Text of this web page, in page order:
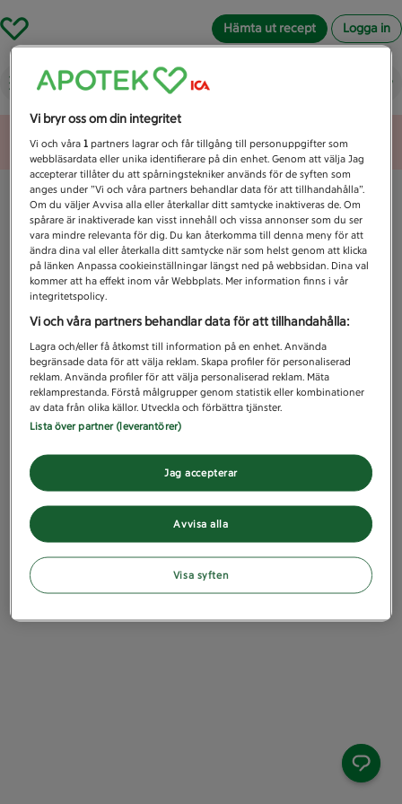
Hämta ut recept Logga in
Vad letar du efter idag?
Unknown error
Vi bryr oss om din integritet
Vi och våra1 partners lagrar och får tillgång till personuppgifter som
webbläsardata eller unika identifierare på din enhet. Genom att välja Jag
accepterar tillåter du att spårningstekniker används för de syften som
anges under ”Vi och våra partners behandlar data för att tillhandahålla”.
Om du väljer Avvisa alla eller återkallar ditt samtycke inaktiveras de. Om
spårare är inaktiverade kan visst innehåll och vissa annonser som du ser
vara mindre relevanta för dig. Du kan återkomma till denna meny för att
ändra dina val eller återkalla ditt samtycke när som helst genom att klicka
på länken Anpassa cookieinställningar längst ned på webbsidan. Dina val
kommer att ha effekt inom vår Webbplats. Mer information finns i vår
integritetspolicy.
Vi och våra partners behandlar data för att tillhandahålla:
Lagra och/eller få åtkomst till information på en enhet. Använda
begränsade data för att välja reklam. Skapa profiler för personaliserad
reklam. Använda profiler för att välja personaliserad reklam. Mäta
reklamprestanda. Förstå målgrupper genom statistik eller kombinationer
av data från olika källor. Utveckla och förbättra tjänster.
Lista över partner (leverantörer)
Avvisa alla
Jag accepterar
Visa syften